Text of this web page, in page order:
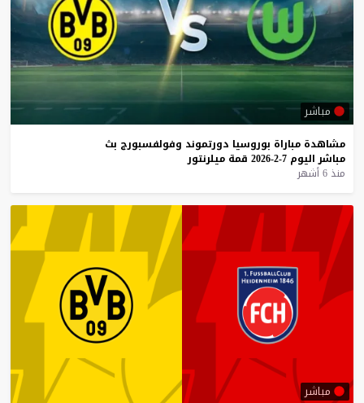
مباشر
مشاهدة مباراة بوروسيا دورتموند وفولفسبورج بث
مباشر اليوم 7-2-2026 قمة ميلرنتور
منذ 6 أشهر
مباشر